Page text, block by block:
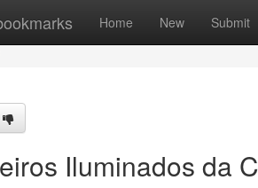
Home New Submit
Iluminados da